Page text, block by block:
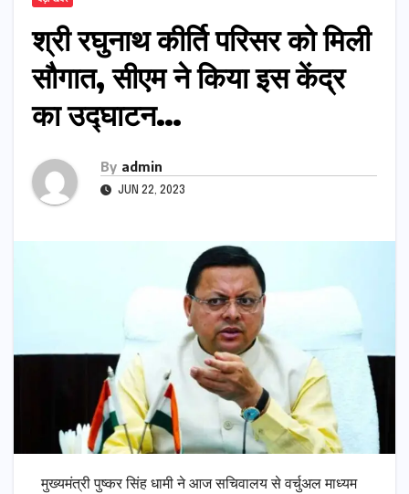
श्री रघुनाथ कीर्ति परिसर को मिली
सौगात, सीएम ने किया इस केंद्र
का उद्घाटन…
By admin
JUN 22, 2023
मुख्यमंत्री पुष्कर सिंह धामी ने आज सचिवालय से वर्चुअल माध्यम